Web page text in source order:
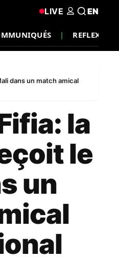
REFLEXION
LIVE EN
dans un match amical
la
le
un